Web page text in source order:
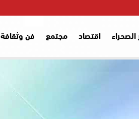
الصحراء اقتصاد مجتمع فن وثقافة